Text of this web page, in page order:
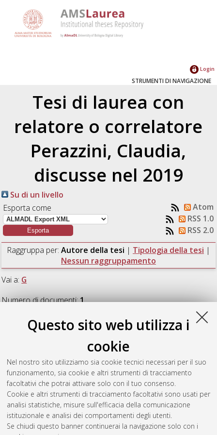
Questo sito web utilizza i
cookie
Nel nostro sito utilizziamo sia cookie tecnici necessari per il suo
funzionamento, sia cookie e altri strumenti di tracciamento
facoltativi che potrai attivare solo con il tuo consenso.
Cookie e altri strumenti di tracciamento facoltativi sono usati per
analisi statistiche, misure sull'efficacia della comunicazione
istituzionale e analisi dei comportamenti degli utenti.
Se chiudi questo banner continuerai la navigazione solo con i
Login
STRUMENTI DI NAVIGAZIONE
Tesi di laurea con
relatore o correlatore
Perazzini, Claudia,
discusse nel 2019
Su di un livello
Esporta come
Atom
RSS 1.0
RSS 2.0
Raggruppa per: Autore della tesi | Tipologia della tesi |
Nessun raggruppamento
Vai a: G
Numero di documenti:1.
dispositivo per ustionati pediatrici in contesti poveri di risorse.
[Laurea magistrale], Università di Bologna, Corso di Studio in
Ingegneria biomedica [LM-DM270] - Cesena
Questa lista e' stata generata ilSun Aug 9 15:36:40 2026
CEST